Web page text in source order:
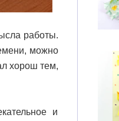
работы.
можно
хорош тем,
и